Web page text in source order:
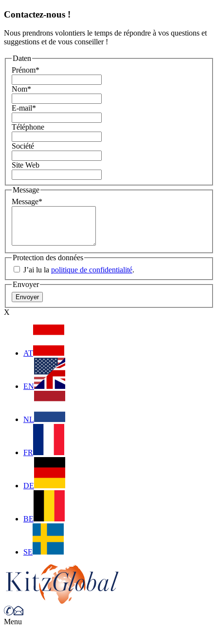
Contactez-nous !
Nous prendrons volontiers le temps de répondre à vos questions et
suggestions et de vous conseiller !
Daten
Prénom*
Nom*
E-mail*
Téléphone
Société
Site Web
Message
Message*
Protection des données
J’ai lu la politique de confidentialité.
Envoyer
X
AT
EN
NL
FR
DE
BE
SE
Menu